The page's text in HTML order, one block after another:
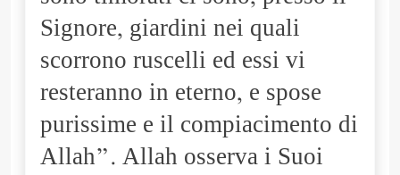
Signore, giardini nei quali
scorrono ruscelli ed essi vi
resteranno in eterno, e spose
purissime e il compiacimento di
Allah”. Allah osserva i Suoi